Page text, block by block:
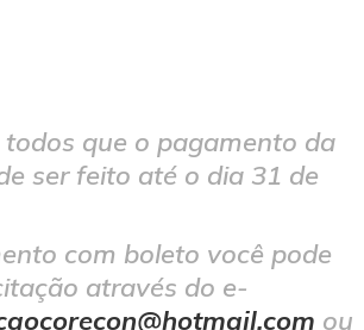
que o pagamento da
ser feito até o dia 31 de
com boleto você pode
através do e-
ou